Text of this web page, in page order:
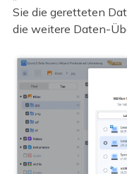
Sie die geretteten
die weitere Daten-